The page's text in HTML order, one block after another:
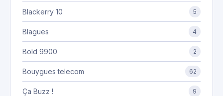
Blackerry 10 5
Blagues 4
Bold 9900 2
Bouygues telecom 62
Ça Buzz ! 9